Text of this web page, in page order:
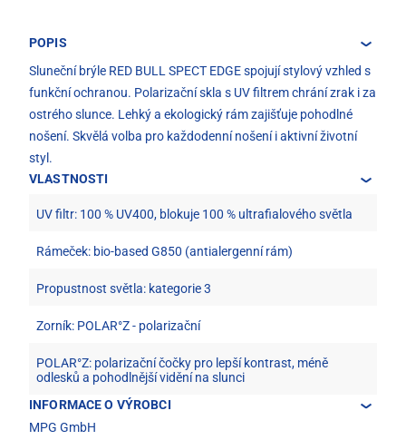
POPIS
Sluneční brýle RED BULL SPECT EDGE spojují stylový vzhled s
funkční ochranou. Polarizační skla s UV filtrem chrání zrak i za
ostrého slunce. Lehký a ekologický rám zajišťuje pohodlné
nošení. Skvělá volba pro každodenní nošení i aktivní životní
styl.
VLASTNOSTI
UV filtr: 100 % UV400, blokuje 100 % ultrafialového světla
Rámeček: bio-based G850 (antialergenní rám)
Propustnost světla: kategorie 3
Zorník: POLAR°Z - polarizační
POLAR°Z: polarizační čočky pro lepší kontrast, méně
odlesků a pohodlnější vidění na slunci
INFORMACE O VÝROBCI
MPG GmbH